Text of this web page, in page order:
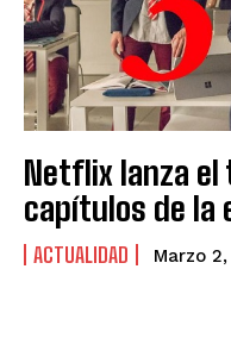
Netflix lanza el
capítulos de la
ACTUALIDAD Marzo